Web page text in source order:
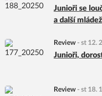
Junioři se
a další mládež
Review - st 12.
Junioři,
Review - st 18.